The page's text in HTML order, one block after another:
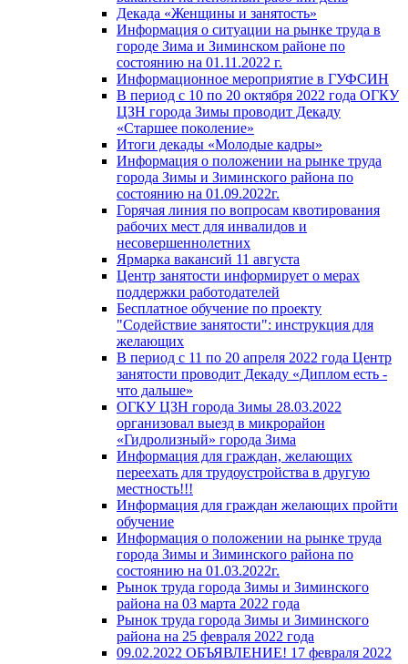
Декада «Женщины и занятость»
Информация о ситуации на рынке труда в
городе Зима и Зиминском районе по
состоянию на 01.11.2022 г.
Информационное мероприятие в ГУФСИН
В период с 10 по 20 октября 2022 года ОГКУ
ЦЗН города Зимы проводит Декаду
«Старшее поколение»
Итоги декады «Молодые кадры»
Информация о положении на рынке труда
города Зимы и Зиминского района по
состоянию на 01.09.2022г.
Горячая линия по вопросам квотирования
рабочих мест для инвалидов и
несовершеннолетних
Ярмарка вакансий 11 августа
Центр занятости информирует о мерах
поддержки работодателей
Бесплатное обучение по проекту
"Содействие занятости": инструкция для
желающих
В период с 11 по 20 апреля 2022 года Центр
занятости проводит Декаду «Диплом есть -
что дальше»
ОГКУ ЦЗН города Зимы 28.03.2022
организовал выезд в микрорайон
«Гидролизный» города Зима
Информация для граждан, желающих
переехать для трудоустройства в другую
местность!!!
Информация для граждан желающих пройти
обучение
Информация о положении на рынке труда
города Зимы и Зиминского района по
состоянию на 01.03.2022г.
Рынок труда города Зимы и Зиминского
района на 03 марта 2022 года
Рынок труда города Зимы и Зиминского
района на 25 февраля 2022 года
09.02.2022 ОБЪЯВЛЕНИЕ! 17 февраля 2022